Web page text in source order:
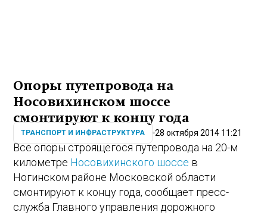
Опоры путепровода на
Носовихинском шоссе
смонтируют к концу года
ТРАНСПОРТ И ИНФРАСТРУКТУРА 28 октября 2014 11:21
Все опоры строящегося путепровода на 20-м
километре Носовихинского шоссе в
Ногинском районе Московской области
смонтируют к концу года, сообщает пресс-
служба Главного управления дорожного